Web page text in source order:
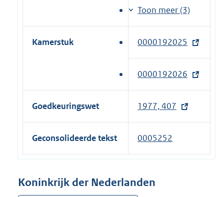
i
)
n
e
l
k
n
e
l
Toon meer (3)
Kamerstuk 0000192025
e
r
n
0000192026
e
x
n
Goedkeuringswet 1977, 407
Geconsolideerde tekst 0005252
Koninkrijk der Nederlanden